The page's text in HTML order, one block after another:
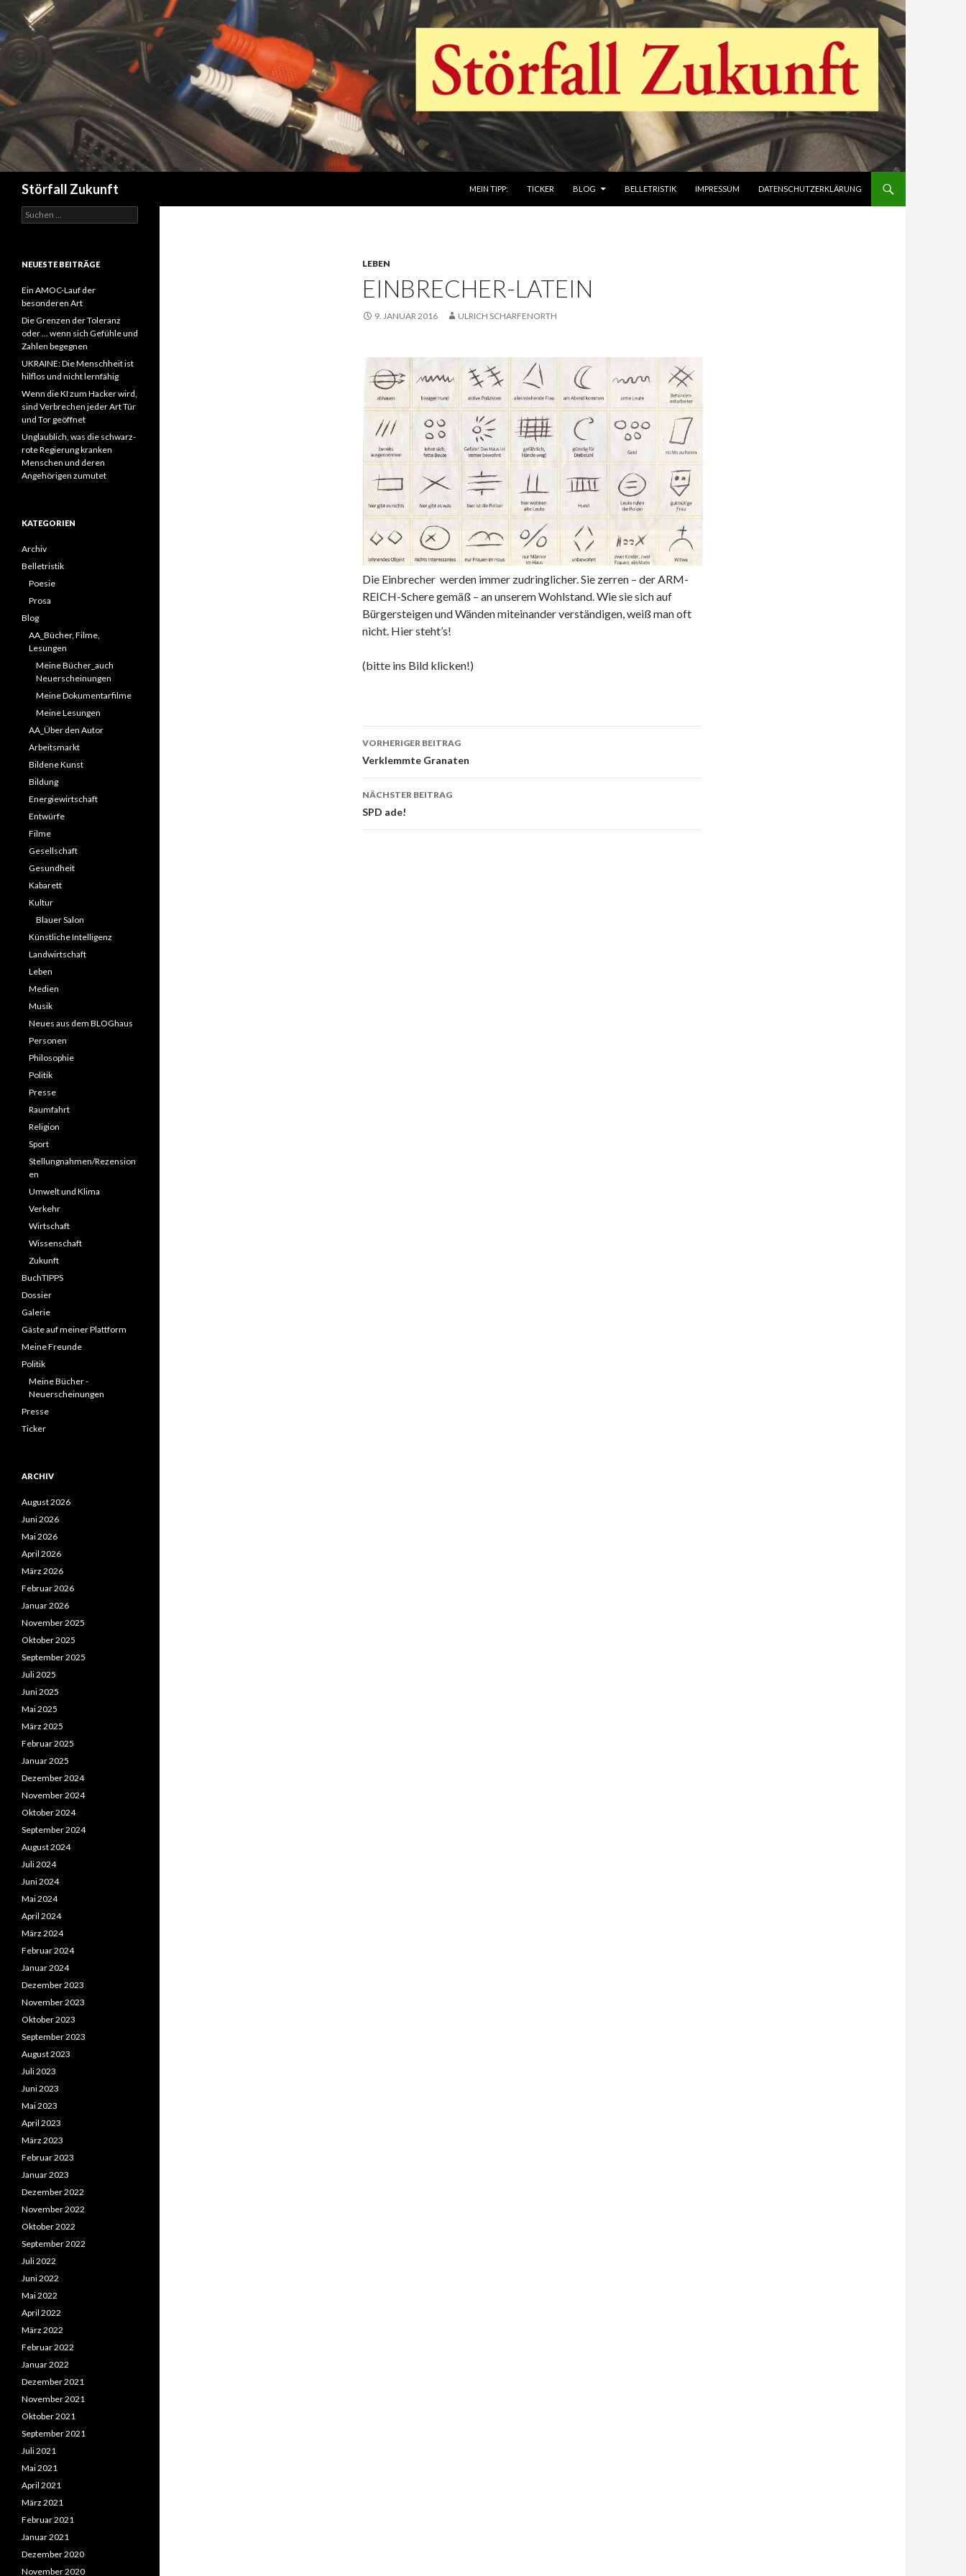
Störfall Zukunft
MEIN TIPP:
TICKER BLOG BELLETRISTIK IMPRESSUM DATENSCHUTZERKLÄRUNG
LEBEN
EINBRECHER-LATEIN
9. JANUAR 2016 ULRICH SCHARFENORTH
Die Einbrecher werden immer zudringlicher. Sie zerren – der ARM-
REICH-Schere gemäß – an unserem Wohlstand. Wie sie sich auf
Bürgersteigen und Wänden miteinander verständigen, weiß man oft
nicht. Hier steht’s!
(bitte ins Bild klicken!)
Beitrags-
Navigation
VORHERIGER BEITRAG
Verklemmte Granaten
NÄCHSTER BEITRAG
SPD ade!
Suchen
nach:
NEUESTE BEITRÄGE
Ein AMOC-Lauf der
besonderen Art
Die Grenzen der Toleranz
oder … wenn sich Gefühle und
Zahlen begegnen
UKRAINE: Die Menschheit ist
hilflos und nicht lernfähig
Wenn die KI zum Hacker wird,
sind Verbrechen jeder Art Tür
und Tor geöffnet
Unglaublich, was die schwarz-
rote Regierung kranken
Menschen und deren
Angehörigen zumutet
KATEGORIEN
Archiv
Belletristik
Poesie
Prosa
Blog
AA_Bücher, Filme,
Lesungen
Meine Bücher_auch
Neuerscheinungen
Meine Dokumentarfilme
Meine Lesungen
AA_Über den Autor
Arbeitsmarkt
Bildene Kunst
Bildung
Energiewirtschaft
Entwürfe
Filme
Gesellschaft
Gesundheit
Kabarett
Kultur
Blauer Salon
Künstliche Intelligenz
Landwirtschaft
Leben
Medien
Musik
Neues aus dem BLOGhaus
Personen
Philosophie
Politik
Presse
Raumfahrt
Religion
Sport
Stellungnahmen/Rezension
en
Umwelt und Klima
Verkehr
Wirtschaft
Wissenschaft
Zukunft
BuchTIPPS
Dossier
Galerie
Gäste auf meiner Plattform
Meine Freunde
Politik
Meine Bücher -
Neuerscheinungen
Presse
Ticker
ARCHIV
August 2026
Juni 2026
Mai 2026
April 2026
März 2026
Februar 2026
Januar 2026
November 2025
Oktober 2025
September 2025
Juli 2025
Juni 2025
Mai 2025
März 2025
Februar 2025
Januar 2025
Dezember 2024
November 2024
Oktober 2024
September 2024
August 2024
Juli 2024
Juni 2024
Mai 2024
April 2024
März 2024
Februar 2024
Januar 2024
Dezember 2023
November 2023
Oktober 2023
September 2023
August 2023
Juli 2023
Juni 2023
Mai 2023
April 2023
März 2023
Februar 2023
Januar 2023
Dezember 2022
November 2022
Oktober 2022
September 2022
Juli 2022
Juni 2022
Mai 2022
April 2022
März 2022
Februar 2022
Januar 2022
Dezember 2021
November 2021
Oktober 2021
September 2021
Juli 2021
Mai 2021
April 2021
März 2021
Februar 2021
Januar 2021
Dezember 2020
November 2020